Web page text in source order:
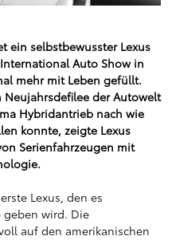
ein selbstbewusster Lexus
Auto Show in
mehr mit Leben gefüllt.
der Autowelt
Hybridantrieb nach wie
konnte, zeigte Lexus
Serienfahrzeugen mit
Lexus, den es
wird. Die
auf den amerikanischen